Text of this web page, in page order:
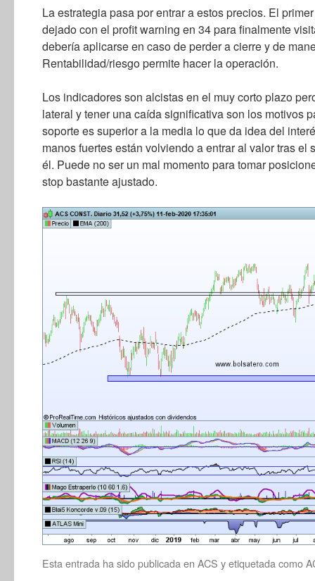
La estrategia pasa por entrar a estos precios. El
dejado con el profit warning en 34 para finalmente
debería aplicarse en caso de perder a cierre y de
Rentabilidad/riesgo permite hacer la operación.
Los indicadores son alcistas en el muy corto plazo
lateral y tener una caída significativa son los motivos
soporte es superior a la media lo que da idea del
manos fuertes están volviendo a entrar al valor tras
él. Puede no ser un mal momento para tomar
stop bastante ajustado.
Esta entrada ha sido publicada en ACS y etiquetada como